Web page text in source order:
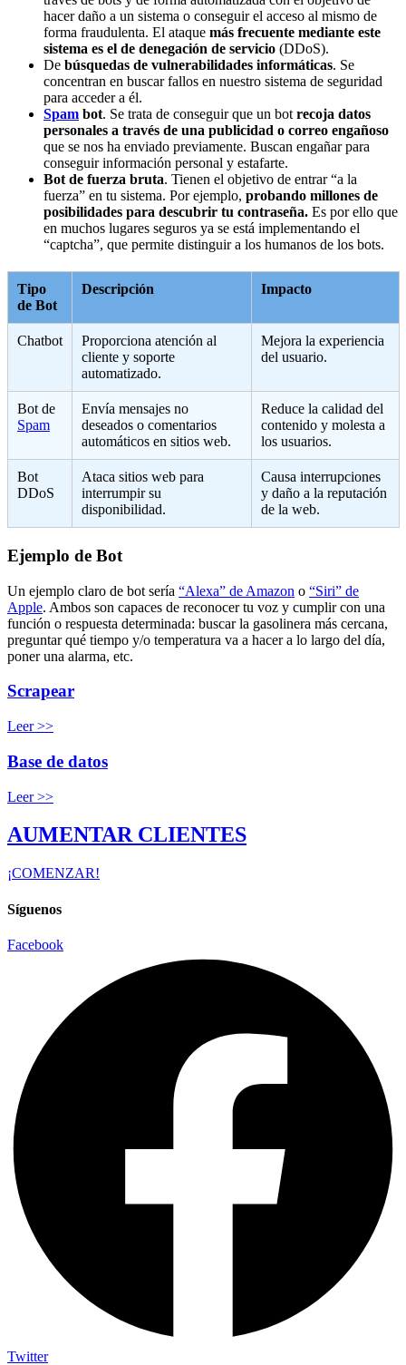
hacer daño a un sistema o conseguir el acceso al mismo de
forma fraudulenta. El ataque más frecuente mediante este
sistema es el de denegación de servicio (DDoS).
De búsquedas de vulnerabilidades informáticas. Se
concentran en buscar fallos en nuestro sistema de seguridad
para acceder a él.
Spam bot. Se trata de conseguir que un bot recoja datos
personales a través de una publicidad o correo engañoso
que se nos ha enviado previamente. Buscan engañar para
conseguir información personal y estafarte.
Bot de fuerza bruta. Tienen el objetivo de entrar “a la
fuerza” en tu sistema. Por ejemplo, probando millones de
posibilidades para descubrir tu contraseña. Es por ello que
en muchos lugares seguros ya se está implementando el
“captcha”, que permite distinguir a los humanos de los bots.
Tipo
de Bot
Descripción Impacto
Chatbot
Proporciona atención al
cliente y soporte
automatizado.
Mejora la experiencia
del usuario.
Bot de
Spam
Envía mensajes no
deseados o comentarios
automáticos en sitios web.
Reduce la calidad del
contenido y molesta a
los usuarios.
Bot
DDoS
Ataca sitios web para
interrumpir su
disponibilidad.
Causa interrupciones
y daño a la reputación
de la web.
Ejemplo de Bot
Un ejemplo claro de bot sería “Alexa” de Amazon o “Siri” de
Apple. Ambos son capaces de reconocer tu voz y cumplir con una
función o respuesta determinada: buscar la gasolinera más cercana,
preguntar qué tiempo y/o temperatura va a hacer a lo largo del día,
poner una alarma, etc.
Scrapear
Leer >>
Base de datos
Leer >>
AUMENTAR CLIENTES
¡COMENZAR!
Síguenos
Facebook
Twitter